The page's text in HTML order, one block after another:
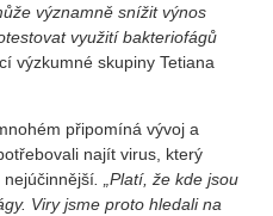
významně snížit výnos
využití bakteriofágů
výzkumné skupiny Tetiana
připomíná vývoj a
najít virus, který
nejúčinnější. „Platí, že kde jsou
Viry jsme proto hledali na